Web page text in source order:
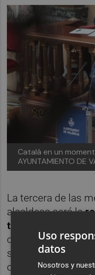
Catalá en un
AYUNTAMIENTO DE
La tercera de las
alcaldesa será la
tuberías arteriales
como autopistas
supondría el
cuarto de la
Uso
datos
Nosotros y